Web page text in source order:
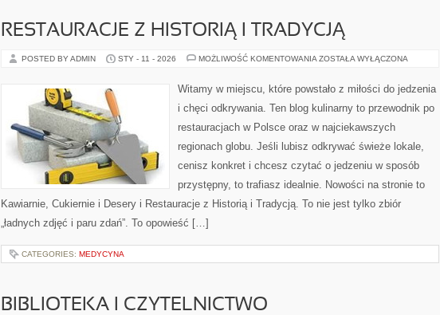
RESTAURACJE Z HISTORIĄ I TRADYCJĄ
POSTED BY ADMIN STY - 11 - 2026 MOŻLIWOŚĆ KOMENTOWANIA RESTAURACJE
I
TRADYCJĄ
ZOSTAŁA WYŁĄCZONA
Witamy w miejscu, które powstało z miłości do jedzenia
i chęci odkrywania. Ten blog kulinarny to przewodnik po
restauracjach w Polsce oraz w najciekawszych
regionach globu. Jeśli lubisz odkrywać świeże lokale,
cenisz konkret i chcesz czytać o jedzeniu w sposób
przystępny, to trafiasz idealnie. Nowości na stronie to
Kawiarnie, Cukiernie i Desery i Restauracje z Historią i Tradycją. To nie jest tylko zbiór
„ładnych zdjęć i paru zdań”. To opowieść […]
CATEGORIES: MEDYCYNA
BIBLIOTEKA I CZYTELNICTWO